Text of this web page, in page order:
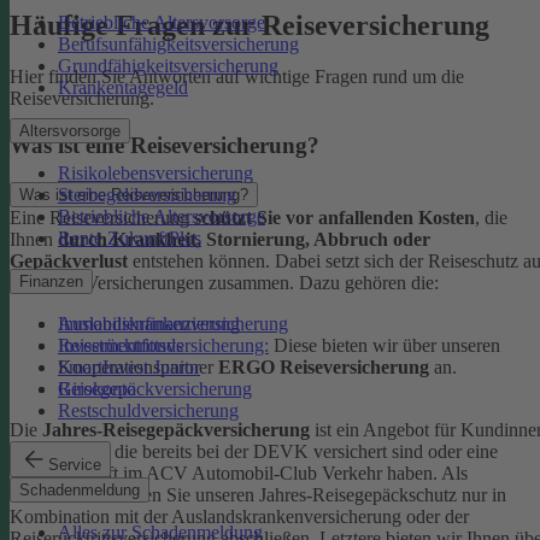
Betriebliche Altersvorsorge
Berufsunfähigkeitsversicherung
Grundfähigkeitsversicherung
Krankentagegeld
Altersvorsorge
Risikolebensversicherung
Sterbegeldversicherung
Betriebliche Altersvorsorge
Rente ZukunftPlus
Finanzen
Immobilienfinanzierung
Investmentfonds
SmartInvest Junior
Girokonto
Restschuldversicherung
Service
Schadenmeldung
Alles zur Schadenmeldung
Häufige Fragen zur Reiseversicherung
Hier finden Sie Antworten auf wichtige Fragen rund um die
Reiseversicherung.
Was ist eine Reiseversicherung?
Was ist eine Reiseversicherung?
Eine Reiseversicherungschützt Sie vor anfallenden Kosten, die
Ihnen durch Krankheit, Stornierung, Abbruch oder
Gepäckverlust entstehen können. Dabei setzt sich der Reiseschutz
mehreren Versicherungen zusammen. Dazu gehören die:
Auslandskrankenversicherung
Reiserücktrittsversicherung: Diese bieten wir über unseren
Kooperationspartner ERGO Reiseversicherung an.
Reisegepäckversicherung
Die Jahres-Reisegepäckversicherung ist ein Angebot für
und Kunden, die bereits bei der DEVK versichert sind oder eine
Mitgliedschaft im ACV Automobil-Club Verkehr haben. Als
Neukund:in können Sie unseren Jahres-Reisegepäckschutz nur in
Kombination mit der Auslandskrankenversicherung oder der